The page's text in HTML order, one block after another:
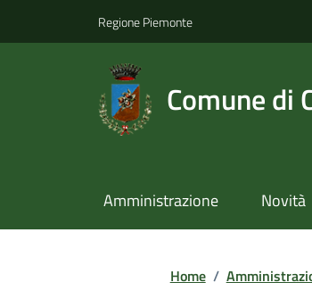
Regione Piemonte
Comune di
Amministrazione Novità
Home /